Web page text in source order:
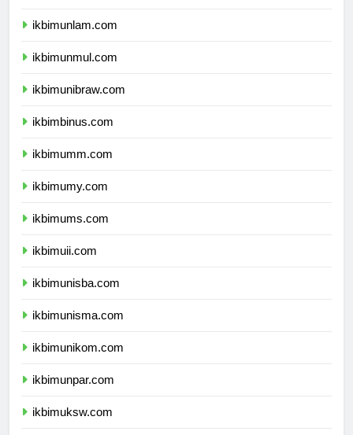
ikbimunlam.com
ikbimunmul.com
ikbimunibraw.com
ikbimbinus.com
ikbimumm.com
ikbimumy.com
ikbimums.com
ikbimuii.com
ikbimunisba.com
ikbimunisma.com
ikbimunikom.com
ikbimunpar.com
ikbimuksw.com